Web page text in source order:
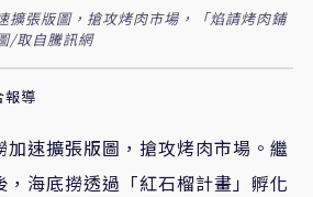
擴張版圖，搶攻烤肉市場，「焰請烤肉鋪
/取自騰訊網
報導
加速擴張版圖，搶攻烤肉市場。繼
，海底撈透過「紅石榴計畫」孵化